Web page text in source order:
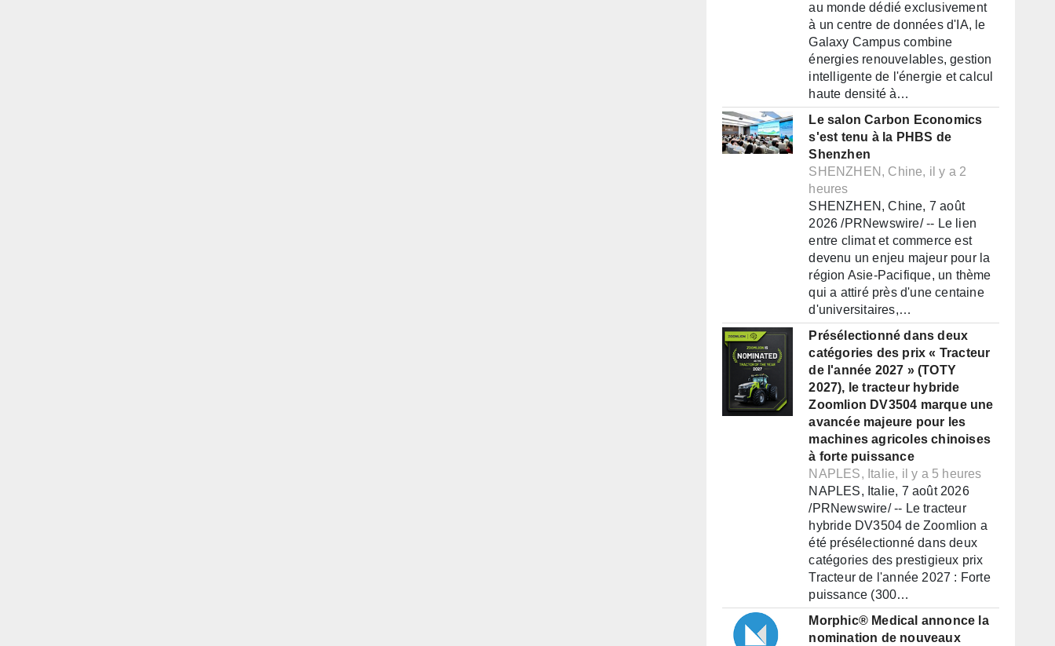
au monde dédié exclusivement
à un centre de données d'IA, le
Galaxy Campus combine
énergies renouvelables, gestion
intelligente de l'énergie et calcul
haute densité à…
Le salon Carbon Economics
s'est tenu à la PHBS de
Shenzhen
SHENZHEN, Chine, il y a 2
heures
SHENZHEN, Chine, 7 août
2026 /PRNewswire/ -- Le lien
entre climat et commerce est
devenu un enjeu majeur pour la
région Asie-Pacifique, un thème
qui a attiré près d'une centaine
d'universitaires,…
Présélectionné dans deux
catégories des prix « Tracteur
de l'année 2027 » (TOTY
2027), le tracteur hybride
Zoomlion DV3504 marque une
avancée majeure pour les
machines agricoles chinoises
à forte puissance
NAPLES, Italie, il y a 5 heures
NAPLES, Italie, 7 août 2026
/PRNewswire/ -- Le tracteur
hybride DV3504 de Zoomlion a
été présélectionné dans deux
catégories des prestigieux prix
Tracteur de l'année 2027 : Forte
puissance (300…
Morphic® Medical annonce la
nomination de nouveaux